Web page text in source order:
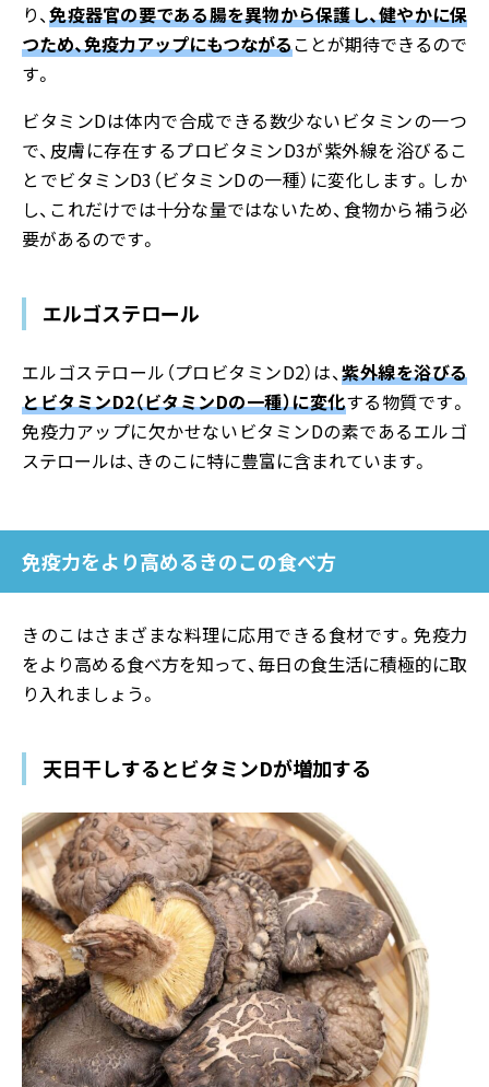
り、免疫器官の要である腸を異物から保護し、健やかに保
つため、免疫力アップにもつながることが期待できるので
す。
ビタミンDは体内で合成できる数少ないビタミンの一つ
で、皮膚に存在するプロビタミンD3が紫外線を浴びるこ
とでビタミンD3（ビタミンDの一種）に変化します。しか
し、これだけでは十分な量ではないため、食物から補う必
要があるのです。
エルゴステロール
エルゴステロール（プロビタミンD2）は、紫外線を浴びる
とビタミンD2（ビタミンDの一種）に変化する物質です。
免疫力アップに欠かせないビタミンDの素であるエルゴ
ステロールは、きのこに特に豊富に含まれています。
免疫力をより高めるきのこの食べ方
きのこはさまざまな料理に応用できる食材です。免疫力
をより高める食べ方を知って、毎日の食生活に積極的に取
り入れましょう。
天日干しするとビタミンDが増加する